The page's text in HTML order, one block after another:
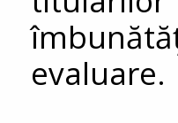
evaluare.